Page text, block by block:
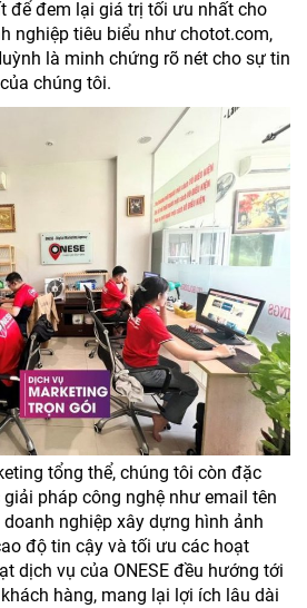
để đem lại giá trị tối ưu nhất cho
nghiệp tiêu biểu như chotot.com,
là minh chứng rõ nét cho sự tin
chúng tôi.
tổng thể, chúng tôi còn đặc
pháp công nghệ như email tên
nghiệp xây dựng hình ảnh
độ tin cậy và tối ưu các hoạt
dịch vụ của ONESE đều hướng tới
hàng, mang lại lợi ích lâu dài